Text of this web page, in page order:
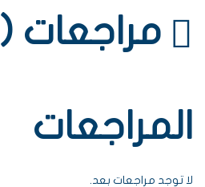
مراجعات (0)
المراجعات
لا توجد مراجعات بعد.